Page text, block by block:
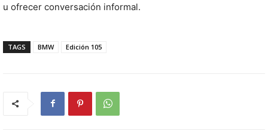
u ofrecer conversación informal.
TAGS BMW Edición 105